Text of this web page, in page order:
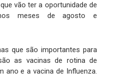
vão ter a oportunidade de
meses de agosto e
que são importantes para
as vacinas de rotina de
ano e a vacina de Influenza.